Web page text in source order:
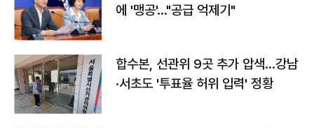
에 '맹공'…"공급 억제기"
합수본, 선관위 9곳 추가 압색…강남
·서초도 '투표율 허위 입력' 정황